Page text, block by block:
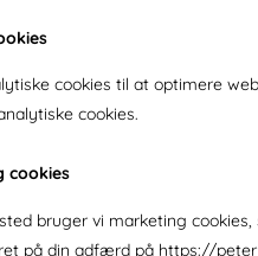
cookies til at optimere
cookies.
cookies
bruger vi marketing
på din adfærd på https://